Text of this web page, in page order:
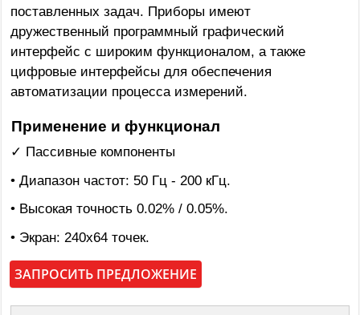
поставленных задач. Приборы имеют
дружественный программный графический
интерфейс с широким функционалом, а также
цифровые интерфейсы для обеспечения
автоматизации процесса измерений.
Применение и функционал
✓ Пассивныe компоненты
• Диапазон частот: 50 Гц - 200 кГц.
• Высокая точность 0.02% / 0.05%.
• Экран: 240x64 точек.
ЗАПРОСИТЬ ПРЕДЛОЖЕНИЕ